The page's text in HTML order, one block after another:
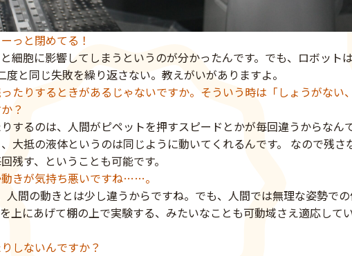
っと閉めてる！
細胞に影響してしまうというのが分かったんです。でも、ロボットは
と同じ失敗を繰り返さない。教えがいがありますよ。
たりするときがあるじゃないですか。そういう時は「しょうがない
？
するのは、人間がピペットを押すスピードとかが毎回違うからなん
大抵の液体というのは同じように動いてくれるんです。 なので残さ
残す、ということも可能です。
きが気持ち悪いですね……。
人間の動きとは少し違うからですね。でも、人間では無理な姿勢で
上にあげて棚の上で実験する、みたいなことも可動域さえ適応して
しないんですか？